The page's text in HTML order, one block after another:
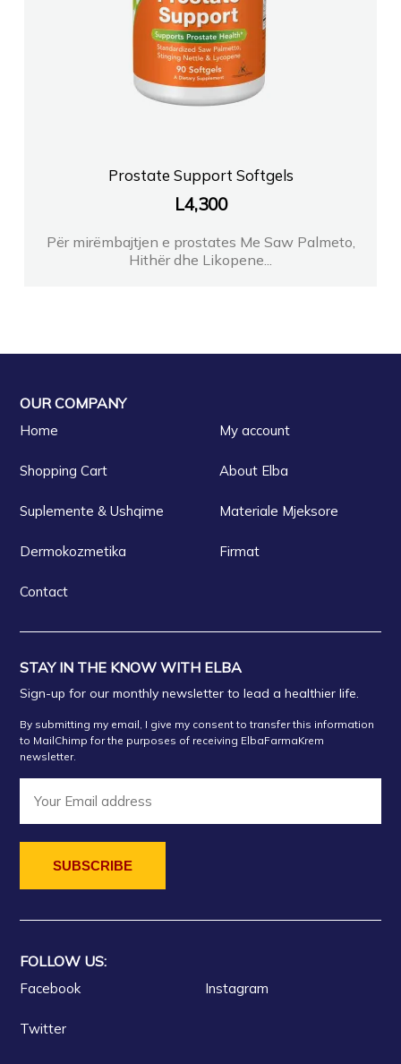
Prostate Support Softgels
L4,300
Për mirëmbajtjen e prostates Me Saw Palmeto,
Hithër dhe Likopene...
OUR COMPANY
Home My account
Shopping Cart About Elba
Suplemente & Ushqime Materiale Mjeksore
Dermokozmetika Firmat
Contact
STAY IN THE KNOW WITH ELBA
Sign-up for our monthly newsletter to lead a healthier life.
By submitting my email, I give my consent to transfer this information
to MailChimp for the purposes of receiving ElbaFarmaKrem
newsletter.
FOLLOW US:
Facebook Instagram
Twitter